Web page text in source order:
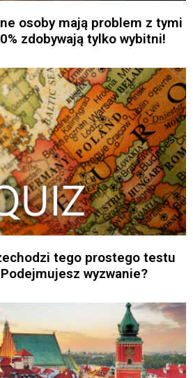
osoby mają problem z tymi
zdobywają tylko wybitni!
tego prostego testu
wyzwanie?